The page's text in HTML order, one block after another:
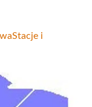
Stacje i